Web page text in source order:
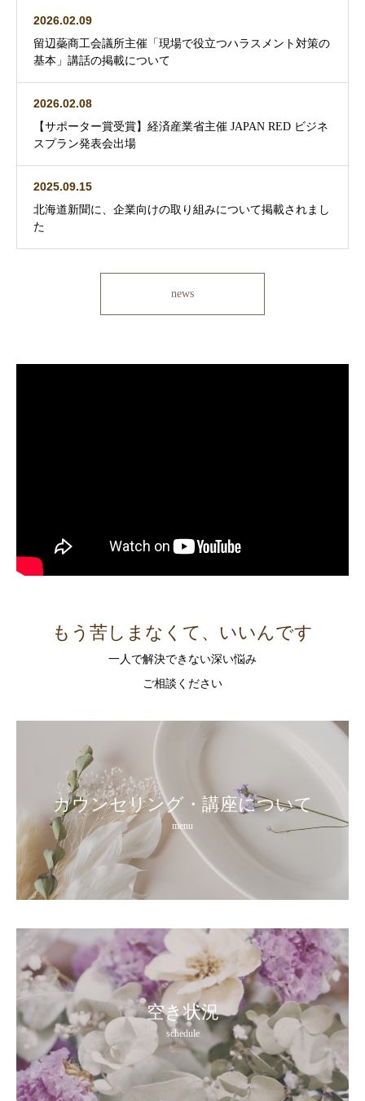
2026.02.09
留辺蘂商工会議所主催「現場で役立つハラスメント対策の
基本」講話の掲載について
2026.02.08
【サポーター賞受賞】経済産業省主催 JAPAN RED ビジネ
スプラン発表会出場
2025.09.15
北海道新聞に、企業向けの取り組みについて掲載されまし
た
news
もう苦しまなくて、いいんです
一人で解決できない深い悩み
ご相談ください
カウンセリング・講座について
menu
空き状況
schedule